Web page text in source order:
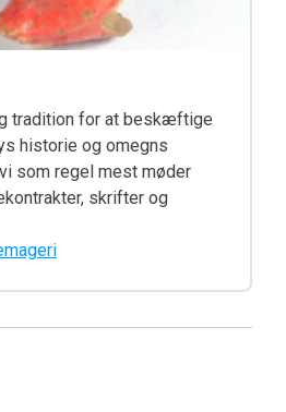
tradition for at beskæftige
historie og omegns
som regel mest møder
skrifter og